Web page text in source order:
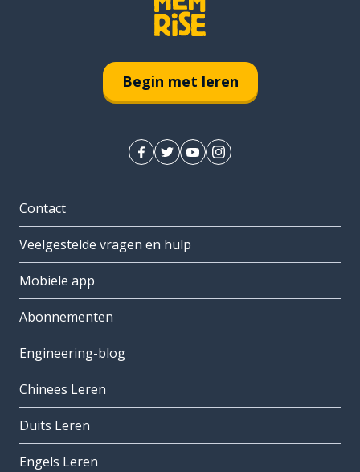
Begin met leren
Contact
Veelgestelde vragen en hulp
Mobiele app
Abonnementen
Engineering-blog
Chinees Leren
Duits Leren
Engels Leren